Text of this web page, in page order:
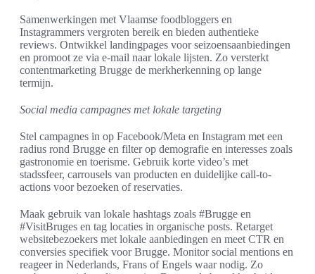
Samenwerkingen met Vlaamse foodbloggers en
Instagrammers vergroten bereik en bieden authentieke
reviews. Ontwikkel landingpages voor seizoensaanbiedingen
en promoot ze via e-mail naar lokale lijsten. Zo versterkt
contentmarketing Brugge de merkherkenning op lange
termijn.
Social media campagnes met lokale targeting
Stel campagnes in op Facebook/Meta en Instagram met een
radius rond Brugge en filter op demografie en interesses zoals
gastronomie en toerisme. Gebruik korte video’s met
stadssfeer, carrousels van producten en duidelijke call-to-
actions voor bezoeken of reservaties.
Maak gebruik van lokale hashtags zoals #Brugge en
#VisitBruges en tag locaties in organische posts. Retarget
websitebezoekers met lokale aanbiedingen en meet CTR en
conversies specifiek voor Brugge. Monitor social mentions en
reageer in Nederlands, Frans of Engels waar nodig. Zo